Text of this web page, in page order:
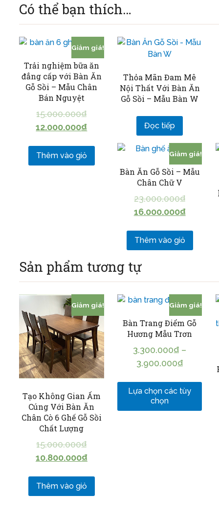
Có thể bạn thích…
Giảm giá!
Trải nghiệm bữa ăn
đẳng cấp với Bàn Ăn
Gỗ Sồi – Mẫu Chân
Bán Nguyệt
15.000.000₫
12.000.000₫
Thêm vào giỏ
Thỏa Mãn Đam Mê
Nội Thất Với Bàn Ăn
Gỗ Sồi – Mẫu Bàn W
Đọc tiếp
Giảm giá!
Bàn Ăn Gỗ Sồi – Mẫu
Chân Chữ V
23.000.000₫
16.000.000₫
Thêm vào giỏ
Sản phẩm tương tự
Giảm giá!
Tạo Không Gian Ấm
Cúng Với Bàn Ăn
Chân Cò 6 Ghế Gỗ Sồi
Chất Lượng
15.000.000₫
10.800.000₫
Thêm vào giỏ
Giảm giá!
Bàn Trang Điểm Gỗ
Hương Mẫu Trơn
3.300.000₫ –
3.900.000₫
Lựa chọn các tùy
chọn